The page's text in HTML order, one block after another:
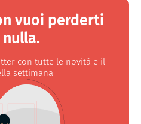
vuoi perderti
con tutte le novità e il
settimana